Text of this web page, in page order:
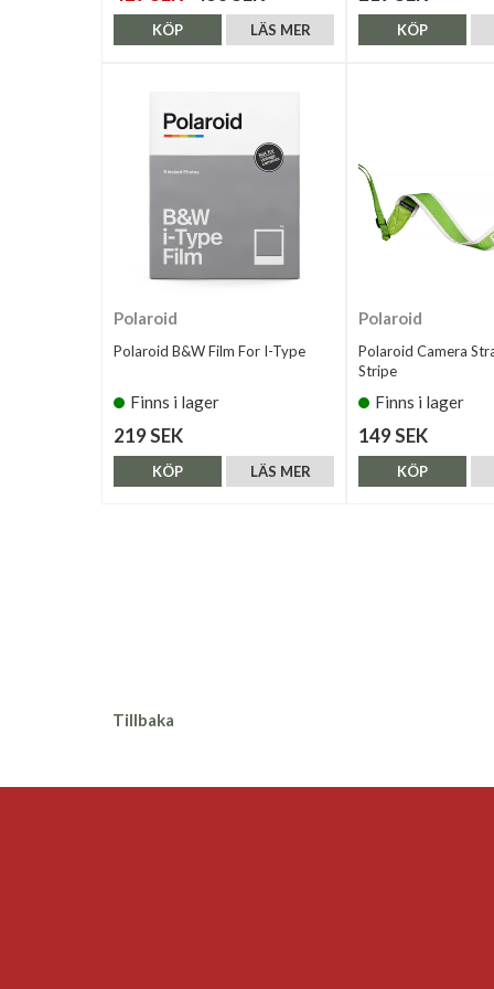
LÄS MER
KÖP KÖP
Polaroid
Polaroid B&W Film For I-Type
Finns i lager
219 SEK
LÄS MER
KÖP
Polaroid
Polaroid Camera
Stripe
Finns i lager
149 SEK
KÖP
Tillbaka